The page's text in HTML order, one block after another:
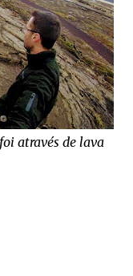
através de lava